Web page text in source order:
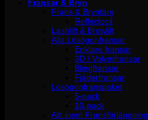
Fransar & Bryn
Frans & Brynfärg
Reflectocil
Lashlift & Browlift
Alla Lösögonfransar
Enklare fransar
3D / Volymfransar
Blingfransar
Fjäderfransar
Lösögonfranspaket
5-pack
10-pack
Allt inom Fransförlängning